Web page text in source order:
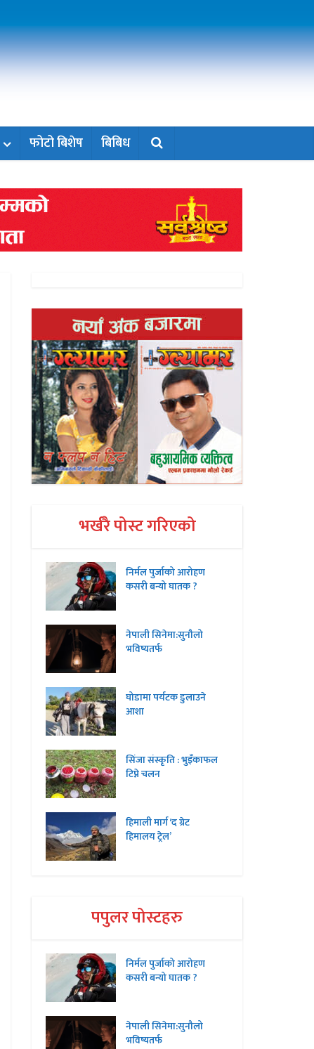
फोटो बिशेष बिबिध
भर्खरै पोस्ट गरिएको
निर्मल पुर्जाको आरोहण
कसरी बन्यो घातक ?
नेपाली सिनेमा:सुनौलो
भविष्यतर्फ
घोडामा पर्यटक डुलाउने
आशा
सिंजा संस्कृति : भुइँकाफल
टिप्ने चलन
हिमाली मार्ग ‘द ग्रेट
हिमालय ट्रेल’
पपुलर पोस्टहरु
निर्मल पुर्जाको आरोहण
कसरी बन्यो घातक ?
नेपाली सिनेमा:सुनौलो
भविष्यतर्फ